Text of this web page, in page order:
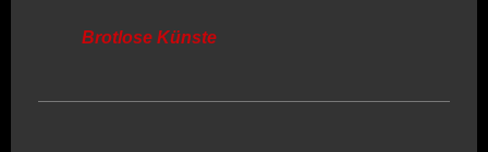
Brotlose Künste